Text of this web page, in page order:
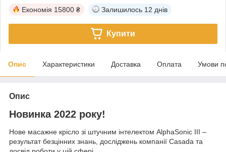
Економія 15800 ₴ Залишилось 12 днів
Купити
Опис Характеристики Доставка Оплата Умови
Опис
Новинка 2022 року!
Нове масажне крісло зі штучним інтелектом AlphaSonic III –
результат безцінних знань, досліджень компанії Casada та